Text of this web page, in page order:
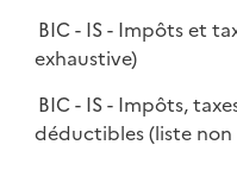
BIC - IS - Impôts et
exhaustive)
BIC - IS - Impôts,
déductibles (liste non